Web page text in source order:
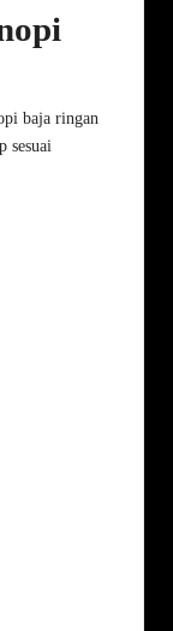
baja ringan
sesuai